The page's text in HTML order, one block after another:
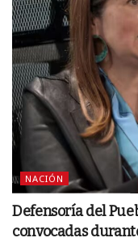
NACIÓN
Defensoría del
convocadas